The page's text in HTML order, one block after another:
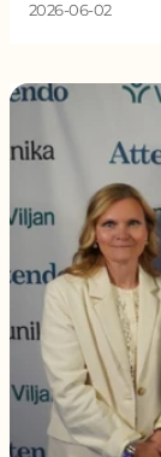
2026-06-02